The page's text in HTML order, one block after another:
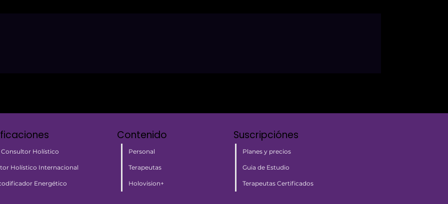
Consultor Holístico
Holístico Internacional
Energético
Contenido
Personal
Terapeutas
Holovision+
Planes y precios
Guia de Estudio
Terapeutas Certificados
Suscripciónes